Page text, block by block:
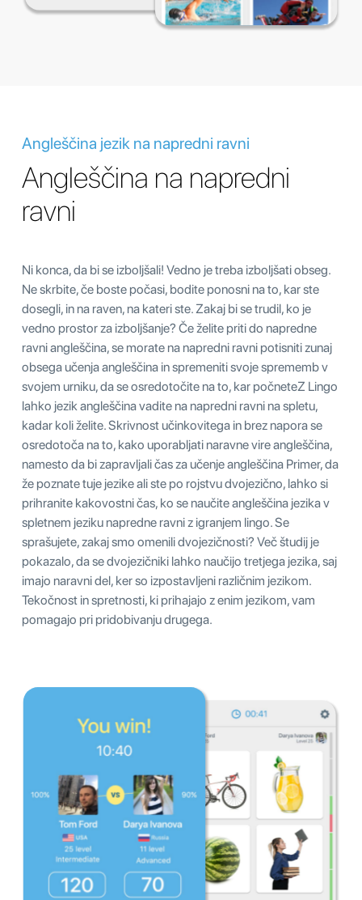
Angleščina jezik na napredni ravni
Angleščina na napredni
ravni
Ni konca, da bi se izboljšali! Vedno je treba izboljšati obseg.
Ne skrbite, če boste počasi, bodite ponosni na to, kar ste
dosegli, in na raven, na kateri ste. Zakaj bi se trudil, ko je
vedno prostor za izboljšanje? Če želite priti do napredne
ravni angleščina, se morate na napredni ravni potisniti zunaj
obsega učenja angleščina in spremeniti svoje sprememb v
svojem urniku, da se osredotočite na to, kar počneteZ Lingo
lahko jezik angleščina vadite na napredni ravni na spletu,
kadar koli želite. Skrivnost učinkovitega in brez napora se
osredotoča na to, kako uporabljati naravne vire angleščina,
namesto da bi zapravljali čas za učenje angleščina Primer, da
že poznate tuje jezike ali ste po rojstvu dvojezično, lahko si
prihranite kakovostni čas, ko se naučite angleščina jezika v
spletnem jeziku napredne ravni z igranjem lingo. Se
sprašujete, zakaj smo omenili dvojezičnosti? Več študij je
pokazalo, da se dvojezičniki lahko naučijo tretjega jezika, saj
imajo naravni del, ker so izpostavljeni različnim jezikom.
Tekočnost in spretnosti, ki prihajajo z enim jezikom, vam
pomagajo pri pridobivanju drugega.